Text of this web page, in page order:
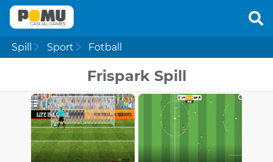
Spill Sport Fotball
Frispark Spill